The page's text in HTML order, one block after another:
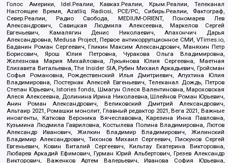
Голос Америки, Idel.Реалии, Кавказ.Реалии, Крым.Реалии, Телеканал
Настоящее Время, Azatliq Radiosi, PCE/PC, Сибирь.Реалии, Фактограф,
Север.Реалии, Радио Свобода, MEDIUM-ORIENT, Пономарев Лев
Александрович, Савицкая Людмила Алексеевна, Маркелов Сергей
Евгеньевич, Камалягин Денис Николаевич, Апахончич Дарья
Александровна, Medusa Project, Первое антикоррупционное СМИ, VTimes.io,
Баданин Роман Сергеевич, Гликин Максим Александрович, Маняхин Петр
Борисович, Ярош Юлия Петровна, Чуракова Ольга Владимировна,
Железнова Мария Михайловна, Лукьянова Юлия Сергеевна, Маетная
Елизавета Витальевна, The Insider SIA, Рубин Михаил Аркадьевич, Гройсман
Софья Романовна, Рождественский Илья Дмитриевич, Апухтина Юлия
Владимировна, Постернак Алексей Евгеньевич, Телеканал Дождь, Петров
Степан Юрьевич, Istories fonds, Шмагун Олеся Валентиновна, Мароховская
Алеся Алексеевна, Долинина Ирина Николаевна, Шлейнов Роман Юрьевич,
Анин Роман Александрович, Великовский Дмитрий Александрович,
Альтаир 2021, Ромашки монолит, Главный редактор 2021, Вега 2021, Важные
иноагенты, Каткова Вероника Вячеславовна, Карезина Инна Павловна,
Кузьмина Людмила Гавриловна, Костылева Полина Владимировна, Лютов
Александр Иванович, Жилкин Владимир Владимирович, Жилинский
Владимир Александрович, Тихонов Михаил Сергеевич, Пискунов Сергей
Евгеньевич, Ковин Виталий Сергеевич, Кильтау Екатерина Викторовна,
Любарев Аркадий Ефимович, Гурман Юрий Альбертович, Грезев Александр
Викторович, Важенков Артем Валерьевич, Иванова София Юрьевна,